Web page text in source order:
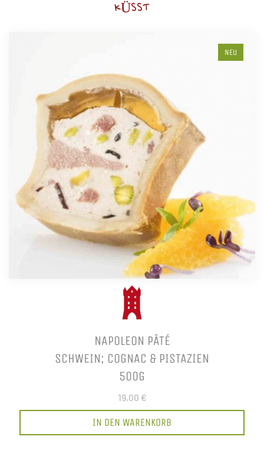
KÜSST
NEU
NAPOLEON PÂTÉ
SCHWEIN; COGNAC & PISTAZIEN
500G
19,00 €
IN DEN WARENKORB